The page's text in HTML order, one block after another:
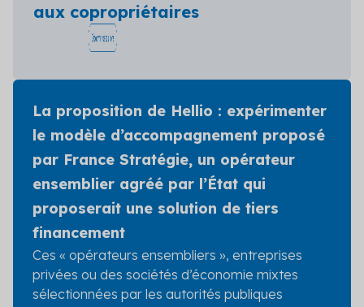
aux copropriétaires
La proposition de Hellio : expérimenter
le modèle d’accompagnement proposé
par France Stratégie, un opérateur
ensemblier agréé par l’État qui
proposerait une solution de tiers
financement
Ces « opérateurs ensembliers », entreprises
privées ou des sociétés d’économie mixtes
sélectionnées par les autorités publiques